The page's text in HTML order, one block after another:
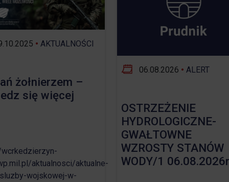
• AKTUALNOŚCI
żołnierzem –
się więcej
wcrkedzierzyn-
aktualnosci/aktualne-
sluzby-wojskowej-w-
06.08.2026 • ALERT
OSTRZEŻENIE
HYDROLOGICZNE-
GWAŁTOWNE
WZROSTY STANÓW
WODY/1
nad zwierzętami bezdomnymi
JAZDY AUTOBUSÓW – KOMUNIKACJA